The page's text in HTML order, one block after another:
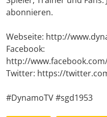
abonnieren.
Webseite: http://
Facebook:
http://
Twitter: https://
#DynamoTV #sgd1953